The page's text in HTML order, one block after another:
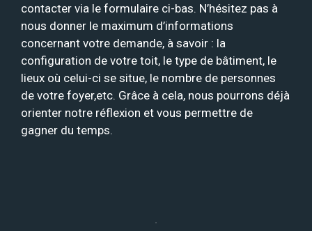
contacter via le formulaire ci-bas. N’hésitez pas à
nous donner le maximum d’informations
concernant votre demande, à savoir : la
configuration de votre toit, le type de bâtiment, le
lieux où celui-ci se situe, le nombre de personnes
de votre foyer,etc. Grâce à cela, nous pourrons déjà
orienter notre réflexion et vous permettre de
gagner du temps.